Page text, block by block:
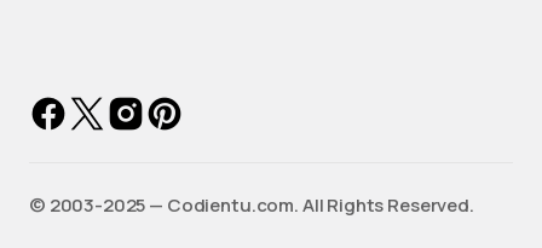
©️ 2003-2025 — Codientu.com. All Rights Reserved.